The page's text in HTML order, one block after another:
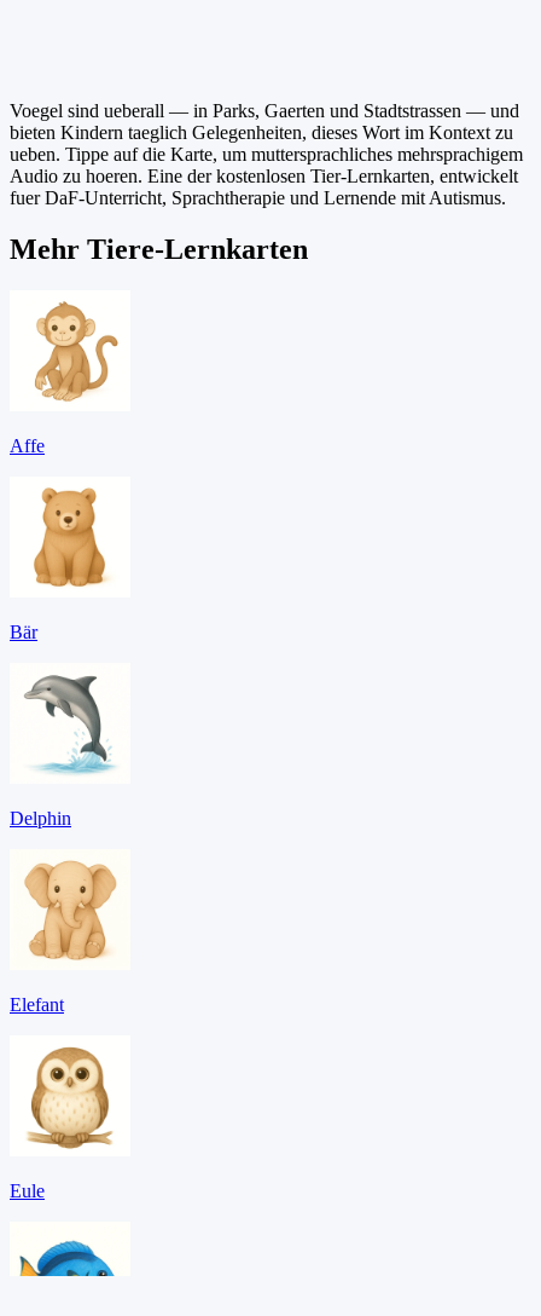
Voegel sind ueberall — in Parks, Gaerten und Stadtstrassen — und
bieten Kindern taeglich Gelegenheiten, dieses Wort im Kontext zu
ueben. Tippe auf die Karte, um muttersprachliches mehrsprachigem
Audio zu hoeren. Eine der kostenlosen Tier-Lernkarten, entwickelt
fuer DaF-Unterricht, Sprachtherapie und Lernende mit Autismus.
Mehr Tiere-Lernkarten
Affe
Bär
Delphin
Elefant
Eule